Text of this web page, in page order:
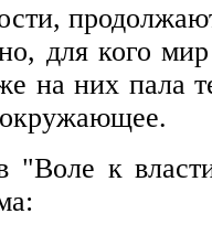
для кого
на них пала
к